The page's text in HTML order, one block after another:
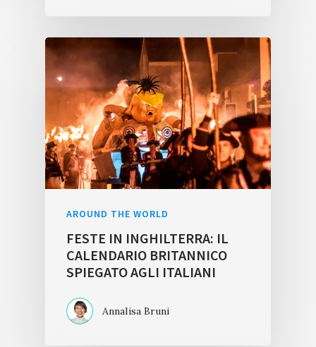
AROUND THE WORLD
FESTE IN INGHILTERRA: IL
CALENDARIO BRITANNICO
SPIEGATO AGLI ITALIANI
Annalisa Bruni